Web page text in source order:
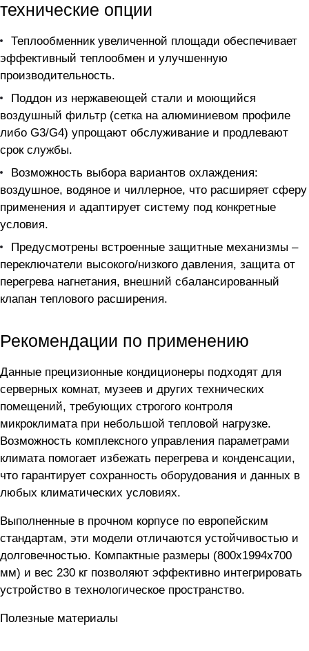
технические опции
Теплообменник увеличенной площади обеспечивает
эффективный теплообмен и улучшенную
производительность.
Поддон из нержавеющей стали и моющийся
воздушный фильтр (сетка на алюминиевом профиле
либо G3/G4) упрощают обслуживание и продлевают
срок службы.
Возможность выбора вариантов охлаждения:
воздушное, водяное и чиллерное, что расширяет сферу
применения и адаптирует систему под конкретные
условия.
Предусмотрены встроенные защитные механизмы –
переключатели высокого/низкого давления, защита от
перегрева нагнетания, внешний сбалансированный
клапан теплового расширения.
Рекомендации по применению
Данные прецизионные кондиционеры подходят для
серверных комнат, музеев и других технических
помещений, требующих строгого контроля
микроклимата при небольшой тепловой нагрузке.
Возможность комплексного управления параметрами
климата помогает избежать перегрева и конденсации,
что гарантирует сохранность оборудования и данных в
любых климатических условиях.
Выполненные в прочном корпусе по европейским
стандартам, эти модели отличаются устойчивостью и
долговечностью. Компактные размеры (800x1994x700
мм) и вес 230 кг позволяют эффективно интегрировать
устройство в технологическое пространство.
Полезные материалы